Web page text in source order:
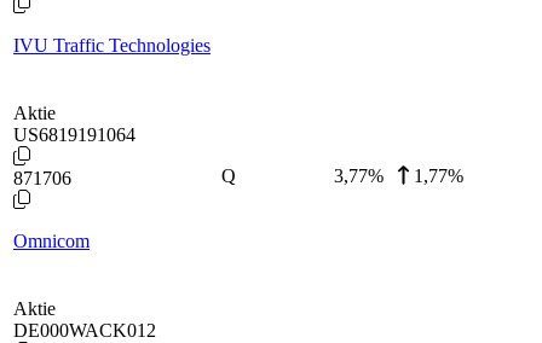
IVU Traffic Technologies
Aktie
US6819191064
871706
Omnicom
Q 3,77% 1,77%
Aktie
DE000WACK012